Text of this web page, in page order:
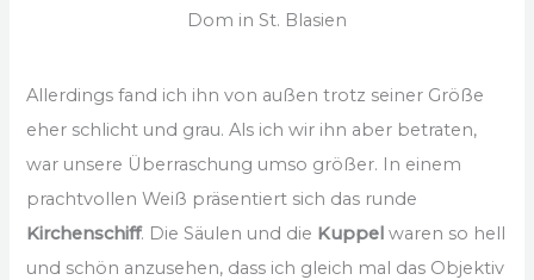
Dom in St. Blasien
Allerdings fand ich ihn von außen trotz seiner Größe
eher schlicht und grau. Als ich wir ihn aber betraten,
war unsere Überraschung umso größer. In einem
prachtvollen Weiß präsentiert sich das runde
Kirchenschiff. Die Säulen und die Kuppel waren so hell
und schön anzusehen, dass ich gleich mal das Objektiv